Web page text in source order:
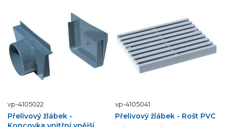
vp-4105022
Přelivový žlábek -
vp-4105041
Přelivový žlábek - Rošt PVC